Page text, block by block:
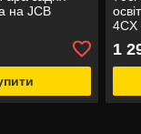
на JCB
4CX
1